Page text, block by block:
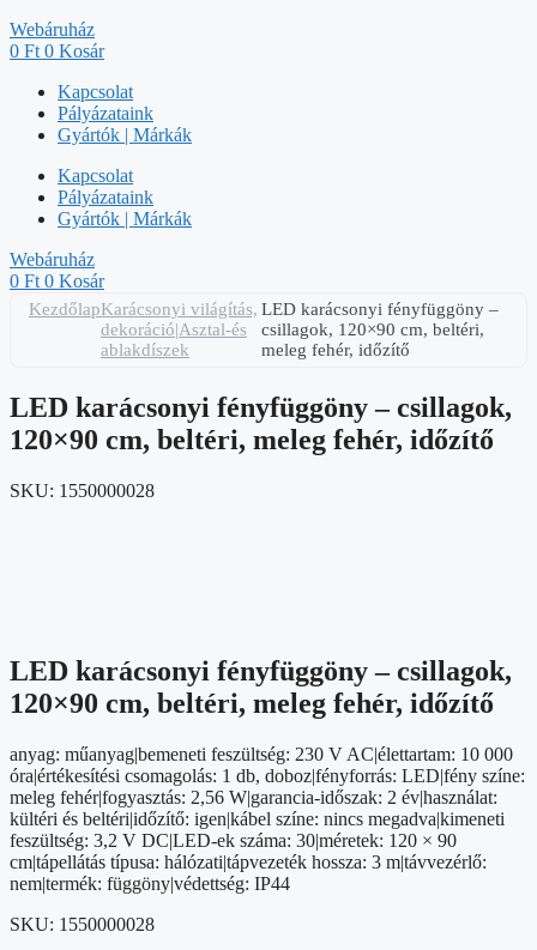
Webáruház
0 Ft 0 Kosár
Kapcsolat
Pályázataink
Gyártók | Márkák
Kapcsolat
Pályázataink
Gyártók | Márkák
Webáruház
0 Ft 0 Kosár
KezdőlapKarácsonyi világítás,
dekoráció|Asztal-és
ablakdíszek
LED karácsonyi fényfüggöny –
csillagok, 120×90 cm, beltéri,
meleg fehér, időzítő
LED karácsonyi fényfüggöny – csillagok,
120×90 cm, beltéri, meleg fehér, időzítő
SKU: 1550000028
LED karácsonyi fényfüggöny – csillagok,
120×90 cm, beltéri, meleg fehér, időzítő
anyag: műanyag|bemeneti feszültség: 230 V AC|élettartam: 10 000
óra|értékesítési csomagolás: 1 db, doboz|fényforrás: LED|fény színe:
meleg fehér|fogyasztás: 2,56 W|garancia-időszak: 2 év|használat:
kültéri és beltéri|időzítő: igen|kábel színe: nincs megadva|kimeneti
feszültség: 3,2 V DC|LED-ek száma: 30|méretek: 120 × 90
cm|tápellátás típusa: hálózati|tápvezeték hossza: 3 m|távvezérlő:
nem|termék: függöny|védettség: IP44
SKU: 1550000028